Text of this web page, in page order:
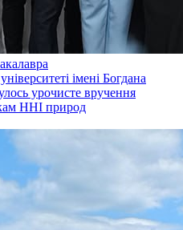
імені Богдана
урочисте вручення
ННІ природ